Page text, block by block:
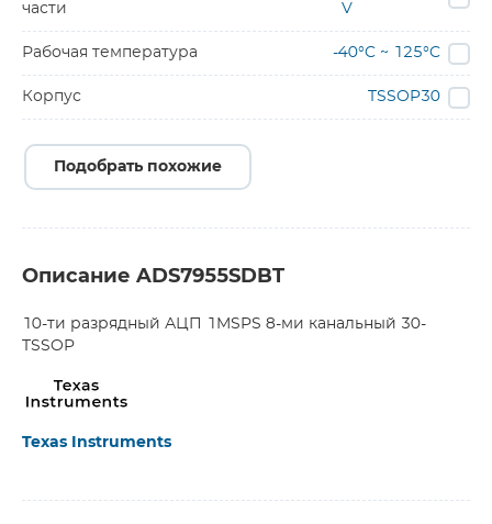
части
V
Рабочая температура -40°C ~ 125°C
Корпус TSSOP30
Подобрать похожие
Описание ADS7955SDBT
10-ти разрядный АЦП 1MSPS 8-ми канальный 30-
TSSOP
Texas Instruments